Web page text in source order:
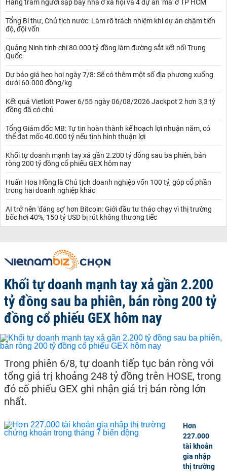
Hàng trăm người sập bẫy nhà ở xã hội và 4 dự án 'ma' ở TP HCM
Tổng Bí thư, Chủ tịch nước: Làm rõ trách nhiệm khi dự án chậm tiến
độ, đội vốn
Quảng Ninh tính chi 80.000 tỷ đồng làm đường sắt kết nối Trung
Quốc
Dự báo giá heo hơi ngày 7/8: Sẽ có thêm một số địa phương xuống
dưới 60.000 đồng/kg
Kết quả Vietlott Power 6/55 ngày 06/08/2026 Jackpot 2 hơn 3,3 tỷ
đồng đã có chủ
Tổng Giám đốc MB: Tự tin hoàn thành kế hoạch lợi nhuận năm, có
thể đạt mốc 40.000 tỷ nếu tình hình thuận lợi
Khối tự doanh mạnh tay xả gần 2.200 tỷ đồng sau ba phiên, bán
ròng 200 tỷ đồng cổ phiếu GEX hôm nay
Huấn Hoa Hồng là Chủ tịch doanh nghiệp vốn 100 tỷ, góp cổ phần
trong hai doanh nghiệp khác
AI trở nên 'đáng sợ' hơn Bitcoin: Giới đầu tư tháo chạy vì thị trường
bốc hơi 40%, 150 tỷ USD bị rút không thương tiếc
Khối tự doanh mạnh tay xả gần 2.200
tỷ đồng sau ba phiên, bán ròng 200 tỷ
đồng cổ phiếu GEX hôm nay
Trong phiên 6/8, tự doanh tiếp tục bán ròng với
tổng giá trị khoảng 248 tỷ đồng trên HOSE, trong
đó cổ phiếu GEX ghi nhận giá trị bán ròng lớn
nhất.
Hơn
227.000
tài khoản
gia nhập
thị trường